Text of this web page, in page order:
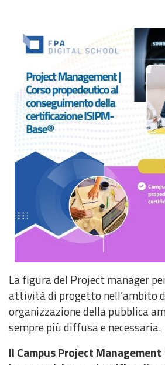
La figura del Project manager
attività di progetto nell’ambito
organizzazione della pubblica
sempre più diffusa e necessaria.
Il Campus Project